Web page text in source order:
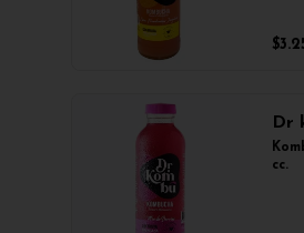
Dr
cc.